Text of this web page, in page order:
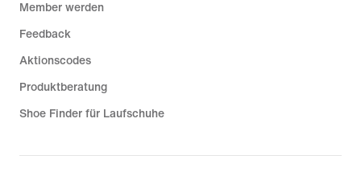
Member werden
Feedback
Aktionscodes
Produktberatung
Shoe Finder für Laufschuhe